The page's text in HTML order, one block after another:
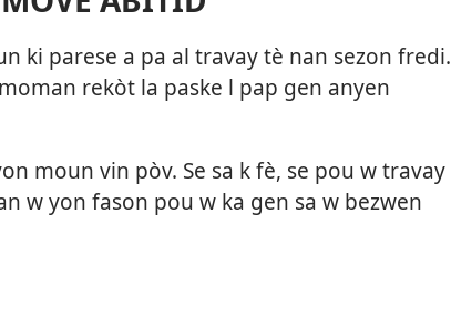
ki parese a pa al travay tè nan sezon fredi.
rekòt la paske l pap gen anyen
moun vin pòv. Se sa k fè, se pou w travay
w yon fason pou w ka gen sa w bezwen